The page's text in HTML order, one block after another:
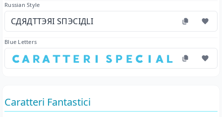
Russian Style
СДЯДТТЭЯІ ЅПЭСІДLІ
Blue Letters
🇨​🇦​🇷​🇦​🇹​🇹​🇪​🇷​🇮​ 🇸​🇵​🇪​🇨​🇮​🇦​🇱​🇮​
Caratteri Fantastici